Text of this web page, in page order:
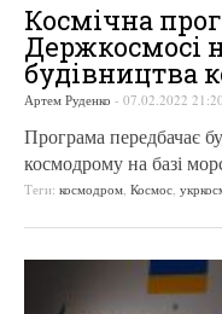
Космічна
Держкосмосі
будівництва
Артем Руденко - 07.02.2022 21:20
Програма передбачає
космодрому на базі
Теги: космодром Космос